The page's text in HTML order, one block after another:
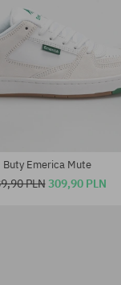
Buty Emerica Mute
PLN309,90 PLN